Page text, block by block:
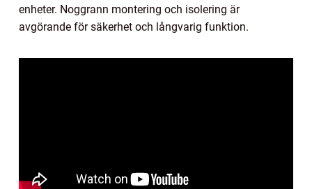
enheter. Noggrann montering och isolering är
avgörande för säkerhet och långvarig funktion.